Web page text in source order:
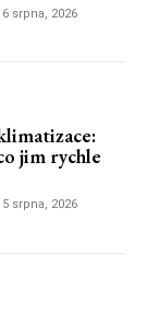
6 srpna, 2026
jim rychle
5 srpna, 2026